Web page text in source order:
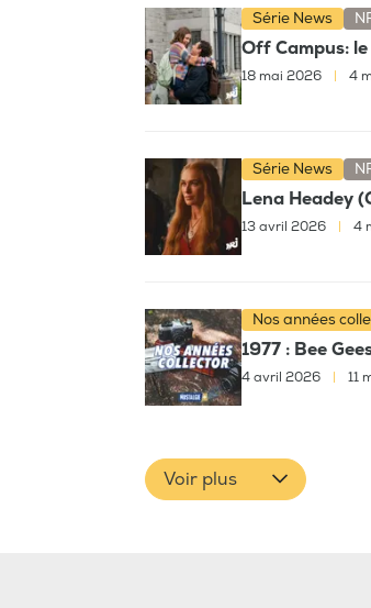
Série News
Off Campus:
18 mai 2026 4
Série News
Lena Headey
13 avril 2026 4
Nos années
1977 : Bee
4 avril 2026 11
Voir plus